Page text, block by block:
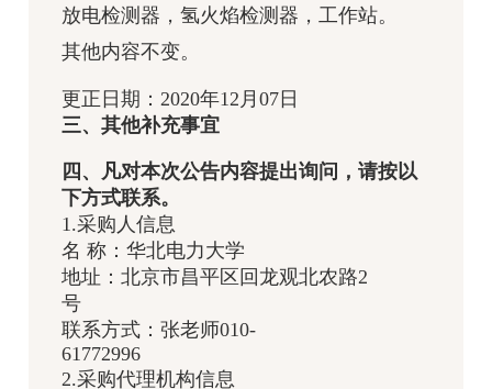
放电检测器，氢火焰检测器，工作站。
其他内容不变。
更正日期：2020年12月07日
三、其他补充事宜
四、凡对本次公告内容提出询问，请按以
下方式联系。
1.采购人信息
名 称：华北电力大学
地址：北京市昌平区回龙观北农路2
号
联系方式：张老师010-
61772996
2.采购代理机构信息